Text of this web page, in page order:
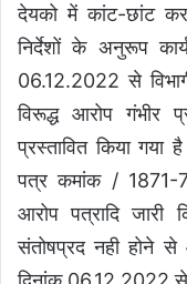
देयको में कांट-छांट कर
निर्देशों के अनुरूप
06.12.2022 से
विरूद्ध आरोप गंभीर
प्रस्तावित किया
पत्र कमांक / 1871-
आरोप पत्रादि
संतोषप्रद नही होने